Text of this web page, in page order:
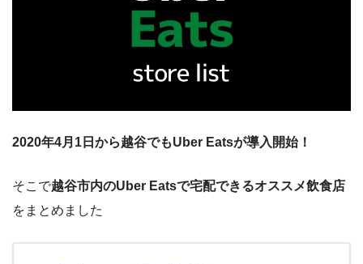
2020年4月1日から越谷でもUber Eatsが導入開始！
そこで越谷市内のUber Eatsで宅配できるオススメ飲食店
をまとめました